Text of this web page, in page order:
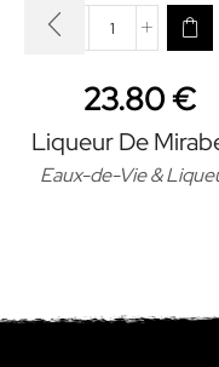
Eaux-de-Vie &
Liqueur De
23.80€
quantité
Liqueur
de
Mirabelle